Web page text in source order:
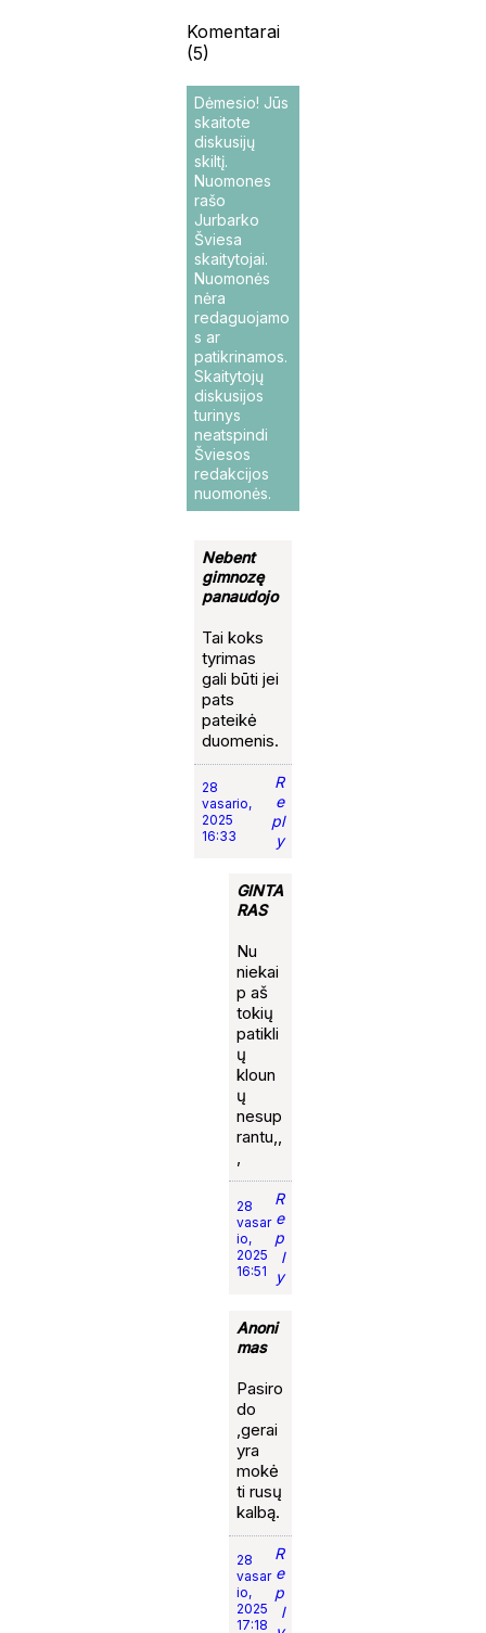
Komentarai
(5)
Dėmesio! Jūs
skaitote
diskusijų
skiltį.
Nuomones
rašo
Jurbarko
Šviesa
skaitytojai.
Nuomonės
nėra
redaguojamo
s ar
patikrinamos.
Skaitytojų
diskusijos
turinys
neatspindi
Šviesos
redakcijos
nuomonės.
Nebent
gimnozę
panaudojo
Tai koks
tyrimas
gali būti jei
pats
pateikė
duomenis.
28
vasario,
2025
16:33
R
e
pl
y
GINTA
RAS
Nu
niekai
p aš
tokių
patikli
ų
kloun
ų
nesup
rantu,,
,
28
vasar
io,
2025
16:51
R
e
p
l
y
Anoni
mas
Pasiro
do
,gerai
yra
mokė
ti rusų
kalbą.
28
vasar
io,
2025
17:18
R
e
p
l